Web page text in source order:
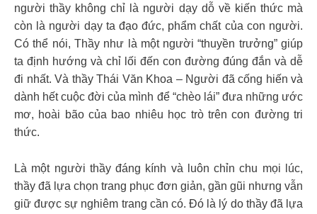
người thầy không chỉ là người dạy dỗ về kiến thức mà
còn là người dạy ta đạo đức, phẩm chất của con người.
Có thể nói, Thầy như là một người “thuyền trưởng” giúp
ta định hướng và chỉ lối đến con đường đúng đắn và dễ
đi nhất. Và thầy Thái Văn Khoa – Người đã cống hiến và
dành hết cuộc đời của mình để “chèo lái” đưa những ước
mơ, hoài bão của bao nhiêu học trò trên con đường tri
thức.
Là một người thầy đáng kính và luôn chỉn chu mọi lúc,
thầy đã lựa chọn trang phục đơn giản, gần gũi nhưng vẫn
giữ được sự nghiêm trang cần có. Đó là lý do thầy đã lựa